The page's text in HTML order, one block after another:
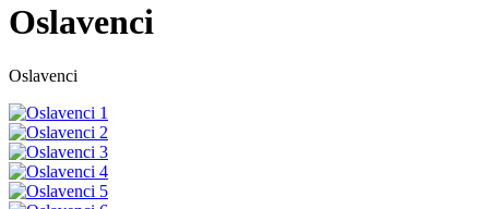
Oslavenci
Oslavenci